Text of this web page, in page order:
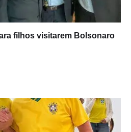
filhos visitarem Bolsonaro